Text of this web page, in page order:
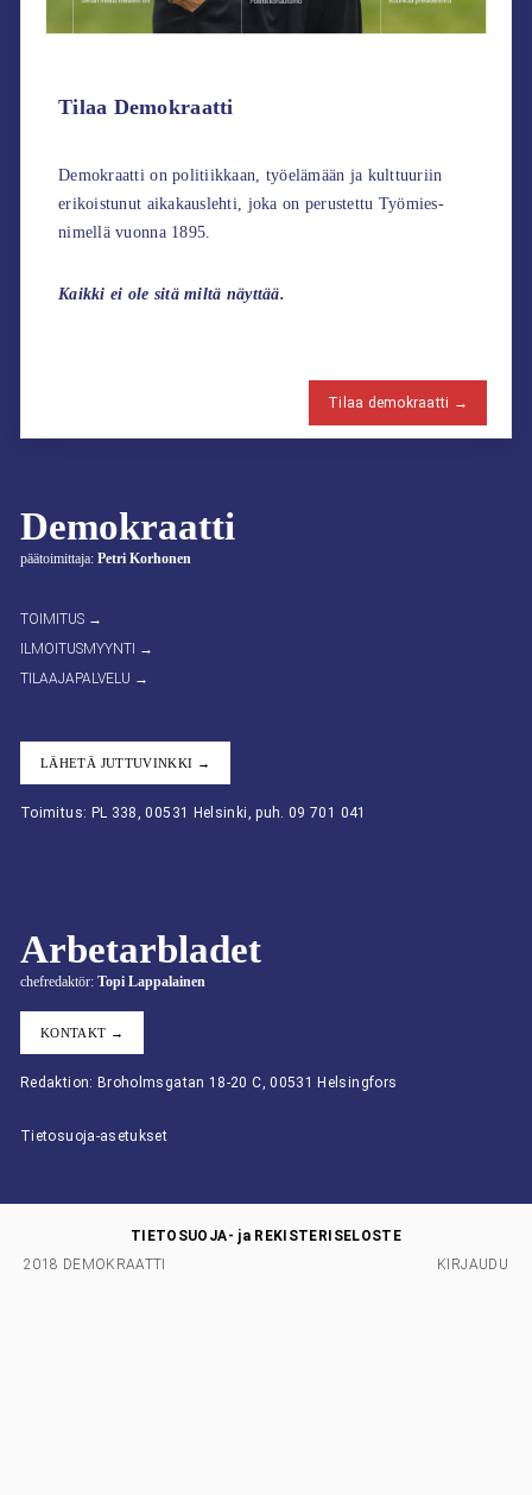
Demokraatti
päätoimittaja: Petri Korhonen
TOIMITUS →
ILMOITUSMYYNTI →
TILAAJAPALVELU →
LÄHETÄ JUTTUVINKKI →
Toimitus: PL 338, 00531 Helsinki, puh. 09 701 041
Arbetarbladet
chefredaktör: Topi Lappalainen
KONTAKT →
Redaktion: Broholmsgatan 18-20 C, 00531 Helsingfors
Tietosuoja-asetukset
Tilaa Demokraatti
Demokraatti on politiikkaan, työelämään ja kulttuuriin
erikoistunut aikakauslehti, joka on perustettu Työmies-
nimellä vuonna 1895.
Kaikki ei ole sitä miltä näyttää.
Tilaa demokraatti →
2018 DEMOKRAATTI
TIETOSUOJA- ja REKISTERISELOSTE
KIRJAUDU